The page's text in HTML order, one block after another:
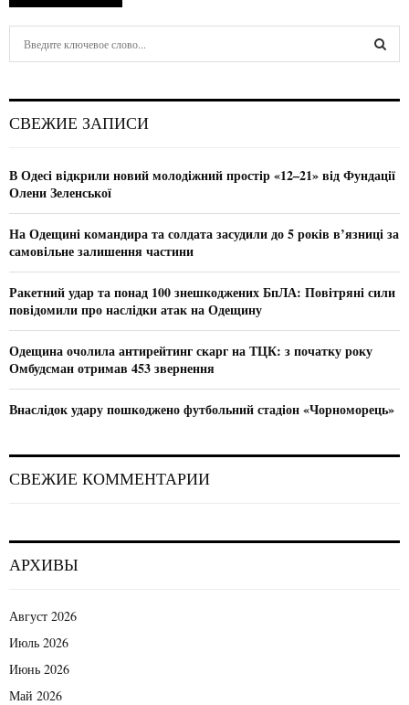
h
o
r
C
СВЕЖИЕ ЗАПИСИ
В Одесі відкрили новий молодіжний простір «12–21» від Фундації
Олени Зеленської
На Одещині командира та солдата засудили до 5 років в’язниці за
самовільне залишення частини
Ракетний удар та понад 100 знешкоджених БпЛА: Повітряні сили
повідомили про наслідки атак на Одещину
Одещина очолила антирейтинг скарг на ТЦК: з початку року
Омбудсман отримав 453 звернення
Внаслідок удару пошкоджено футбольний стадіон «Чорноморець»
СВЕЖИЕ КОММЕНТАРИИ
АРХИВЫ
Август 2026
Июль 2026
Июнь 2026
Май 2026